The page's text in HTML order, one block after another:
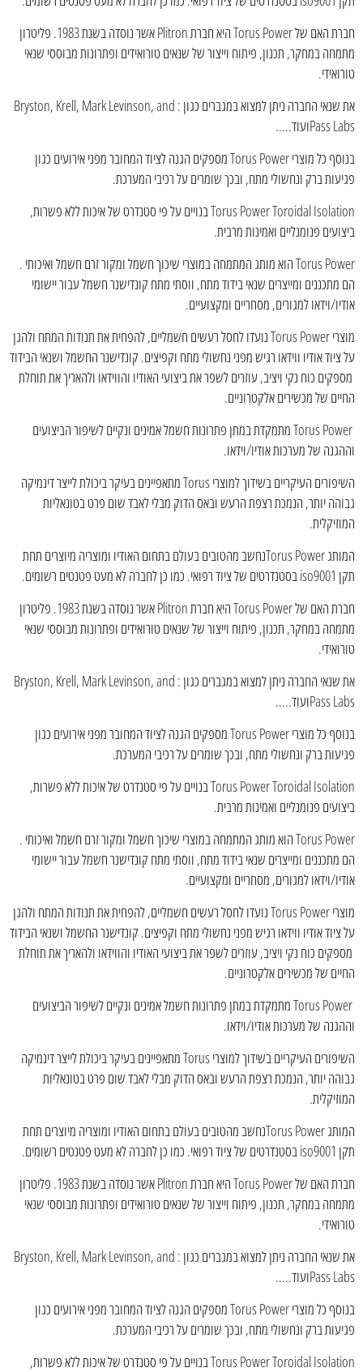
חברת האם של Torus Power היא חברת Plitron אשר נוסדה בשנת 1983. פליטרון
מתמחה במחקר, תכנון, פיתוח וייצור של שנאים טורואידים ופתרונות מבוססי שנאי
טורואידי.
את שנאי החברה ניתן למצוא במגברים כגון : Bryston, Krell, Mark Levinson, and
Pass Labsועוד.....
בנוסף כל מוצרי Torus Power מספקים הגנה לציוד המחובר מפני אירועים כגון
פגיעות ברק ונחשולי מתח, ובכך שומרים על רכיבי המערכת.
Torus Power Toroidal Isolation בנויים על פי סטנדרט של איכות ללא פשרות,
ביצועים פנומנליים ואמינות מרבית.
Torus Power הוא מותג המתמחה במוצרי שיכוך חשמל ומקור זרם חשמל ואיכותי .
הם מתכננים ומייצרים שנאי בידוד מתח, ווסתי מתח קונדישנר חשמל עבור יישומי
אודיו/וידאו למגורים, מסחריים ומקצועיים.
מוצרי Torus Power נועדו לחסל רעשים חשמליים, להפחית את תנודות המתח ולהגן
על ציוד אודיו ווידאו רגיש מפני נחשולי מתח וקפיצים. קונדישנר החשמל ושנאי הבידוד
מספקים כוח נקי ויציב, עוזרים לשפר את ביצועי האודיו והווידאו ולהאריך את תוחלת
החיים של מכשירים אלקטרוניים.
Torus Power מתמקדת במתן פתרונות חשמל אמינים ונקיים לשיפור הביצועים
וההגנה של מערכות אודיו/וידאו.
השיפורים העיקריים בשידוך למוצרי Torus מתאפיינים בעיקר ביכולת לייצר דינמיקה
גבוהה יותר, הנמכת רצפת הרעש ובאס הדוק מבלי לאבד שום פרט בטונאליות
המוזיקלית.
המותג Torus Powerנחשב מהטובים בעולם בתחום האודיו ומוצריה מיוצרים תחת
תקן iso9001 בסטנדרטים של ציוד רפואי. כמו כן לחברה לא מעט פטנטים רשומים.
חברת האם של Torus Power היא חברת Plitron אשר נוסדה בשנת 1983. פליטרון
מתמחה במחקר, תכנון, פיתוח וייצור של שנאים טורואידים ופתרונות מבוססי שנאי
טורואידי.
את שנאי החברה ניתן למצוא במגברים כגון : Bryston, Krell, Mark Levinson, and
Pass Labsועוד.....
בנוסף כל מוצרי Torus Power מספקים הגנה לציוד המחובר מפני אירועים כגון
פגיעות ברק ונחשולי מתח, ובכך שומרים על רכיבי המערכת.
Torus Power Toroidal Isolation בנויים על פי סטנדרט של איכות ללא פשרות,
ביצועים פנומנליים ואמינות מרבית.
Torus Power הוא מותג המתמחה במוצרי שיכוך חשמל ומקור זרם חשמל ואיכותי .
הם מתכננים ומייצרים שנאי בידוד מתח, ווסתי מתח קונדישנר חשמל עבור יישומי
אודיו/וידאו למגורים, מסחריים ומקצועיים.
מוצרי Torus Power נועדו לחסל רעשים חשמליים, להפחית את תנודות המתח ולהגן
על ציוד אודיו ווידאו רגיש מפני נחשולי מתח וקפיצים. קונדישנר החשמל ושנאי הבידוד
מספקים כוח נקי ויציב, עוזרים לשפר את ביצועי האודיו והווידאו ולהאריך את תוחלת
החיים של מכשירים אלקטרוניים.
Torus Power מתמקדת במתן פתרונות חשמל אמינים ונקיים לשיפור הביצועים
וההגנה של מערכות אודיו/וידאו.
השיפורים העיקריים בשידוך למוצרי Torus מתאפיינים בעיקר ביכולת לייצר דינמיקה
גבוהה יותר, הנמכת רצפת הרעש ובאס הדוק מבלי לאבד שום פרט בטונאליות
המוזיקלית.
המותג Torus Powerנחשב מהטובים בעולם בתחום האודיו ומוצריה מיוצרים תחת
תקן iso9001 בסטנדרטים של ציוד רפואי. כמו כן לחברה לא מעט פטנטים רשומים.
חברת האם של Torus Power היא חברת Plitron אשר נוסדה בשנת 1983. פליטרון
מתמחה במחקר, תכנון, פיתוח וייצור של שנאים טורואידים ופתרונות מבוססי שנאי
טורואידי.
את שנאי החברה ניתן למצוא במגברים כגון : Bryston, Krell, Mark Levinson, and
Pass Labsועוד.....
בנוסף כל מוצרי Torus Power מספקים הגנה לציוד המחובר מפני אירועים כגון
פגיעות ברק ונחשולי מתח, ובכך שומרים על רכיבי המערכת.
Torus Power Toroidal Isolation בנויים על פי סטנדרט של איכות ללא פשרות,